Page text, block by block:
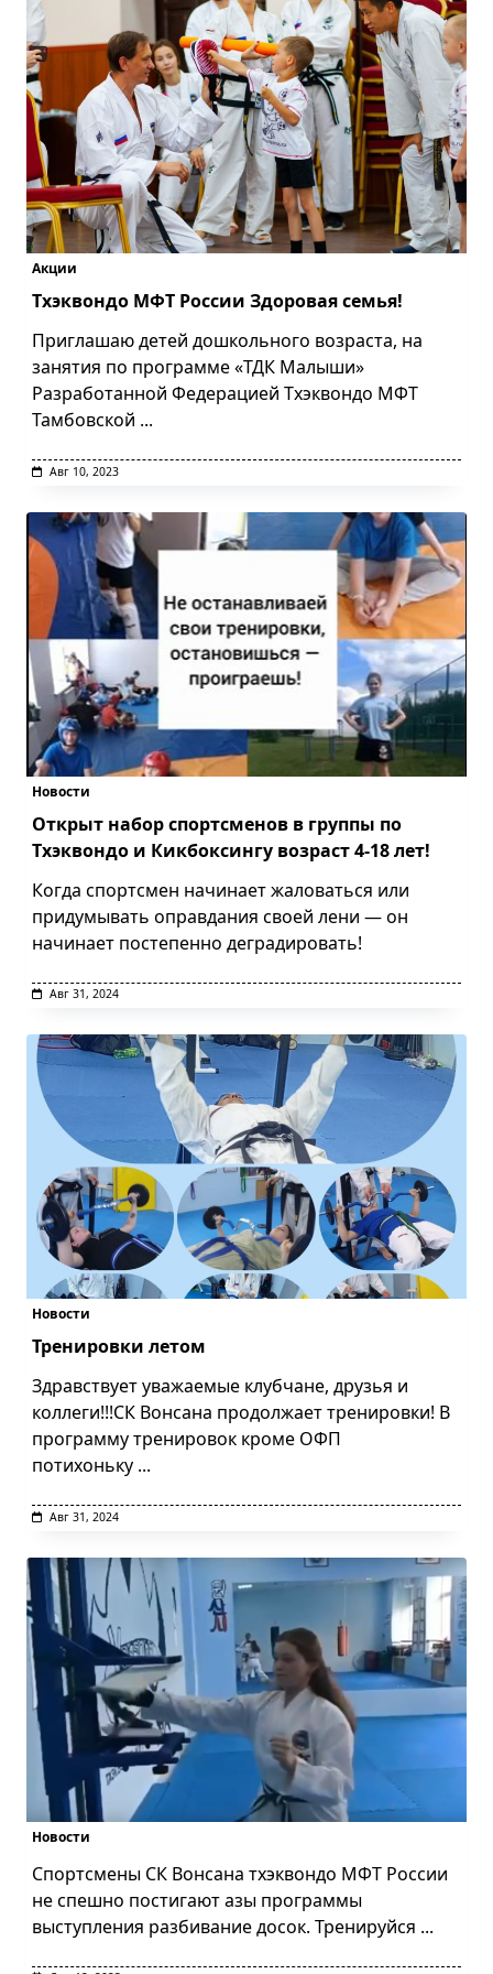
Акции
Тхэквондо МФТ России Здоровая семья!
Приглашаю детей дошкольного возраста, на
занятия по программе «ТДК Малыши»
Разработанной Федерацией Тхэквондо МФТ
Тамбовской ...
Авг 10, 2023
Новости
Открыт набор спортсменов в группы по
Тхэквондо и Кикбоксингу возраст 4-18 лет!
Когда спортсмен начинает жаловаться или
придумывать оправдания своей лени — он
начинает постепенно деградировать!
Авг 31, 2024
Новости
Тренировки летом
Здравствует уважаемые клубчане, друзья и
коллеги!!!СК Вонсана продолжает тренировки! В
программу тренировок кроме ОФП
потихоньку ...
Авг 31, 2024
Новости
Спортсмены СК Вонсана тхэквондо МФТ России
не спешно постигают азы программы
выступления разбивание досок. Тренируйся ...